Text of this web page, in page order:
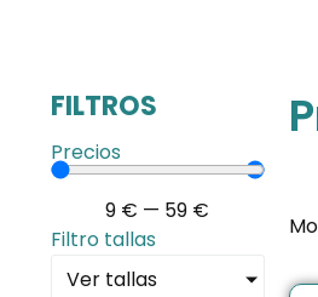
FILTROS
Precios
9 € — 59 €
Filtro tallas
Ver tallas